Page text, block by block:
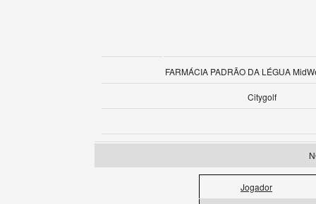
FARMÁCIA PADRÃO DA LÉGUA
Citygolf
Jogador